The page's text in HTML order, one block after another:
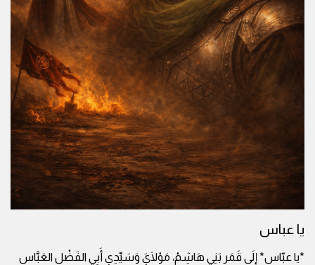
يا عباس
*يا عبّاس* إِلَى قَمَرِ بَنِي هَاشِمْ، مَوْلَايَ وَسَيِّدِي أَبِي الفَضْلِ العَبَّاسِ